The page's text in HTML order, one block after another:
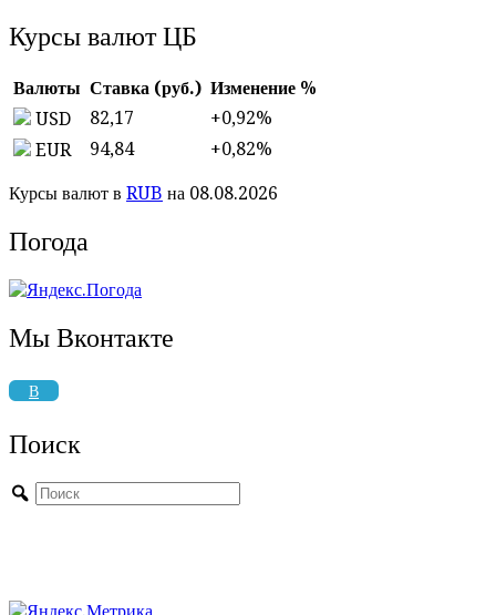
Курсы валют ЦБ
Валюты Ставка (руб.) Изменение %
USD
82,17 +0,92%
EUR
94,84 +0,82%
Курсы валют в RUB на 08.08.2026
Погода
Мы Вконтакте
В
Поиск